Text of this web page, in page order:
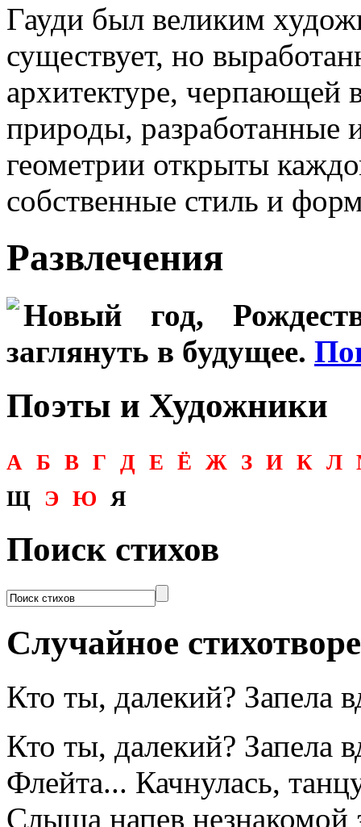
Гауди был великим
существует, но
архитектуре, черпающей
природы, разработанные
геометрии открыты
собственные стиль и
Развлечения
Новый год,
заглянуть в будущее.
Поэты и Художники
А Б В Г Д Е Ё Ж З И К Л
Щ Э Ю Я
Поиск стихов
Случайное
Кто ты, далекий? Запела
Кто ты, далекий? Запела
Флейта... Качнулась,
Слыша напев незнакомой